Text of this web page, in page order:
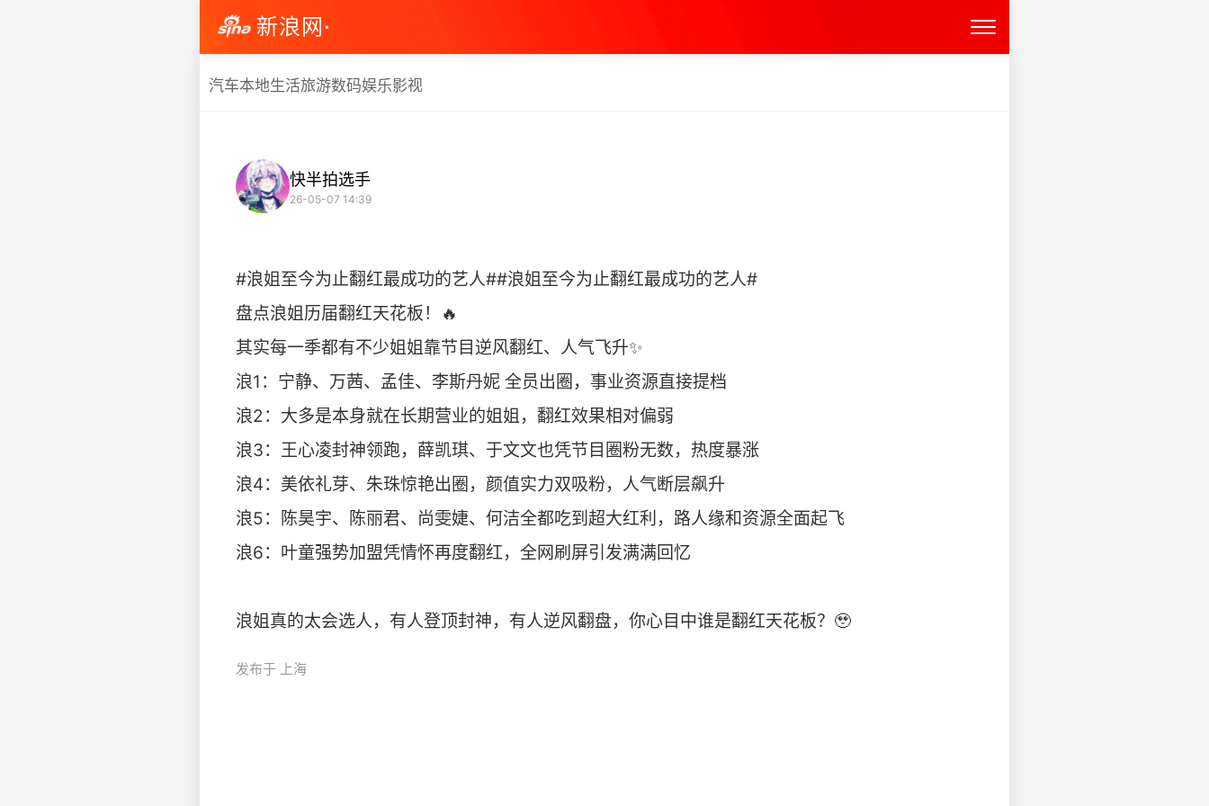
新浪网·
汽车本地生活旅游数码娱乐影视
快半拍选手
26-05-07 14:39
#浪姐至今为止翻红最成功的艺人##浪姐至今为止翻红最成功的艺人#
盘点浪姐历届翻红天花板！🔥
其实每一季都有不少姐姐靠节目逆风翻红、人气飞升✨
浪1：宁静、万茜、孟佳、李斯丹妮 全员出圈，事业资源直接提档
浪2：大多是本身就在长期营业的姐姐，翻红效果相对偏弱
浪3：王心凌封神领跑，薛凯琪、于文文也凭节目圈粉无数，热度暴涨
浪4：美依礼芽、朱珠惊艳出圈，颜值实力双吸粉，人气断层飙升
浪5：陈昊宇、陈丽君、尚雯婕、何洁全都吃到超大红利，路人缘和资源全面起飞
浪6：叶童强势加盟凭情怀再度翻红，全网刷屏引发满满回忆
浪姐真的太会选人，有人登顶封神，有人逆风翻盘，你心目中谁是翻红天花板？🥹
发布于 上海